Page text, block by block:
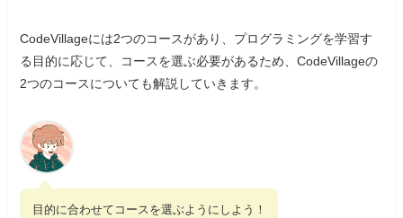
CodeVillageには2つのコースがあり、プログラミングを学習す
る目的に応じて、コースを選ぶ必要があるため、CodeVillageの
2つのコースについても解説していきます。
目的に合わせてコースを選ぶようにしよう！